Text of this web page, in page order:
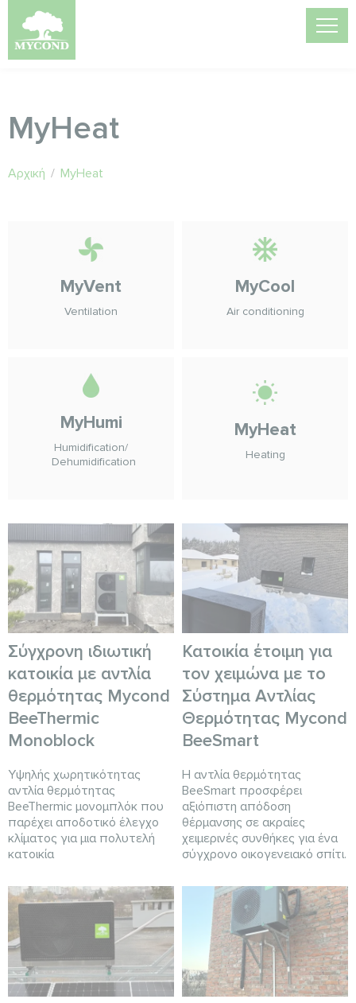
MyHeat
Αρχική / MyHeat
MyVent
Ventilation
MyCool
Air conditioning
MyHumi
Humidification/
Dehumidification
MyHeat
Heating
Σύγχρονη ιδιωτική
κατοικία με αντλία
θερμότητας Mycond
BeeThermic
Monoblock
Υψηλής χωρητικότητας
αντλία θερμότητας
BeeThermic μονομπλόκ που
παρέχει αποδοτικό έλεγχο
κλίματος για μια πολυτελή
κατοικία
Κατοικία έτοιμη για
τον χειμώνα με το
Σύστημα Αντλίας
Θερμότητας Mycond
BeeSmart
Η αντλία θερμότητας
BeeSmart προσφέρει
αξιόπιστη απόδοση
θέρμανσης σε ακραίες
χειμερινές συνθήκες για ένα
σύγχρονο οικογενειακό σπίτι.